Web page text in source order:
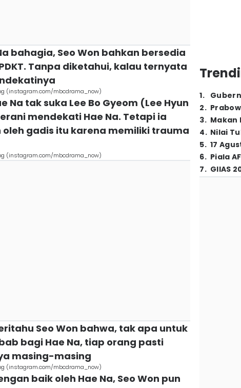
bahagia, Seo Won bahkan bersedia
Tanpa diketahui, kalau ternyata
(instagram.com/mbcdrama_now)
Na tak suka Lee Bo Gyeom (Lee Hyun
mendekati Hae Na. Tetapi ia
gadis itu karena memiliki trauma
(instagram.com/mbcdrama_now)
Seo Won bahwa, tak apa untuk
bagi Hae Na, tiap orang pasti
masing-masing
(instagram.com/mbcdrama_now)
baik oleh Hae Na, Seo Won pun
1.
2.
3. Makan
4. Nilai
5. 17
6. Piala
7. GIIAS